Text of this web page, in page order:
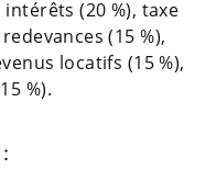
(20 %), taxe
(15 %),
locatifs (15 %),
%).